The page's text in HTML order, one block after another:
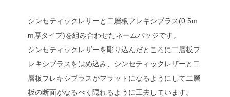
シンセティックレザーと二層板フレキシブラス(0.5m
m厚タイプ)を組み合わせたネームバッジです。
シンセティックレザーを彫り込んだところに二層板フ
レキシブラスをはめ込み、シンセティックレザーと二
層板フレキシブラスがフラットになるようにして二層
板の断面がなるべく隠れるように工夫しています。